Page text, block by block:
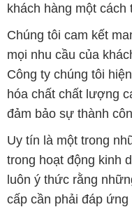
khách hàng một cách
Chúng tôi cam kết
mọi nhu cầu của
Công ty chúng tôi
hóa chất chất lượng
đảm bảo sự thành
Uy tín là một trong
trong hoạt động kinh
luôn ý thức rằng
cấp cần phải đáp